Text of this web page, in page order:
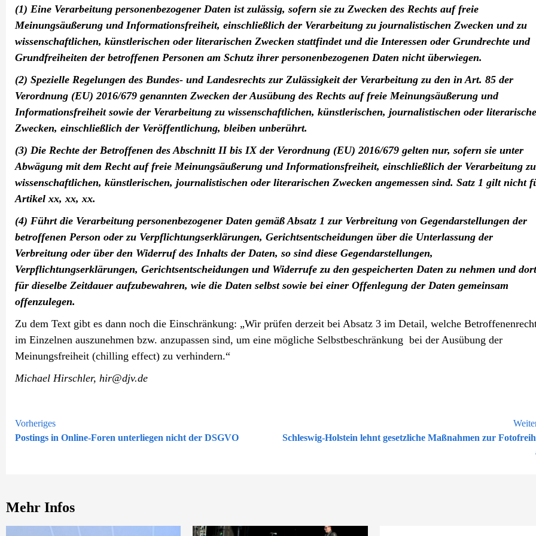
(1) Eine Verarbeitung personenbezogener Daten ist zulässig, sofern sie zu Zwecken des Rechts auf freie
Meinungsäußerung und Informationsfreiheit, einschließlich der Verarbeitung zu journalistischen Zwecken und zu
wissenschaftlichen, künstlerischen oder literarischen Zwecken stattfindet und die Interessen oder Grundrechte und
Grundfreiheiten der betroffenen Personen am Schutz ihrer personenbezogenen Daten nicht überwiegen.
(2) Spezielle Regelungen des Bundes- und Landesrechts zur Zulässigkeit der Verarbeitung zu den in Art. 85 der
Verordnung (EU) 2016/679 genannten Zwecken der Ausübung des Rechts auf freie Meinungsäußerung und
Informationsfreiheit sowie der Verarbeitung zu wissenschaftlichen, künstlerischen, journalistischen oder
Zwecken, einschließlich der Veröffentlichung, bleiben unberührt.
(3) Die Rechte der Betroffenen des Abschnitt II bis IX der Verordnung (EU) 2016/679 gelten nur, sofern sie unter
Abwägung mit dem Recht auf freie Meinungsäußerung und Informationsfreiheit, einschließlich der Verarbeitung zu
wissenschaftlichen, künstlerischen, journalistischen oder literarischen Zwecken angemessen sind. Satz 1 gilt nicht
Artikel xx, xx, xx.
(4) Führt die Verarbeitung personenbezogener Daten gemäß Absatz 1 zur Verbreitung von Gegendarstellungen der
betroffenen Person oder zu Verpflichtungserklärungen, Gerichtsentscheidungen über die Unterlassung der
Verbreitung oder über den Widerruf des Inhalts der Daten, so sind diese Gegendarstellungen,
Verpflichtungserklärungen, Gerichtsentscheidungen und Widerrufe zu den gespeicherten Daten zu nehmen und dort
für dieselbe Zeitdauer aufzubewahren, wie die Daten selbst sowie bei einer Offenlegung der Daten gemeinsam
offenzulegen.
Zu dem Text gibt es dann noch die Einschränkung: „Wir prüfen derzeit bei Absatz 3 im Detail, welche
im Einzelnen auszunehmen bzw. anzupassen sind, um eine mögliche Selbstbeschränkung bei der Ausübung der
Meinungsfreiheit (chilling effect) zu verhindern.“
Michael Hirschler, hir@djv.de
Weiterlesen
Vorheriges
Postings in Online-Foren unterliegen nicht der DSGVO
Schleswig-Holstein lehnt gesetzliche Maßnahmen zur
Mehr Infos